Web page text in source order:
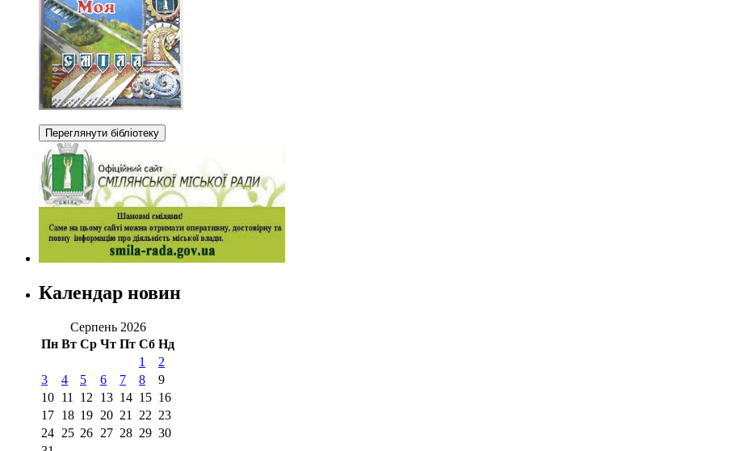
Календар новин
Серпень 2026
Пн Вт Ср Чт Пт Сб Нд
1
2
3
4 5 6 7 8
9
10 11 12 13 14 15 16
17 18 19 20 21 22 23
24 25 26 27 28 29 30